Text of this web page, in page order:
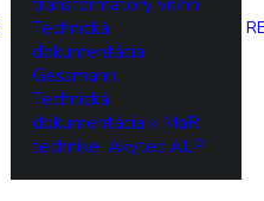
transformátory vn/nn
Technická
dokumentácia
Gessmann
Technická
dokumentácia k MaR
technike, Akytec ALP